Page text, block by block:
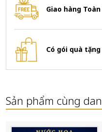
Giao hàng Toàn
Có gói quà
Sản phẩm cùng